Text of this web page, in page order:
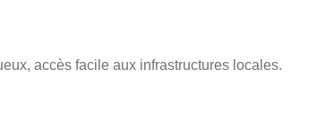
accès facile aux infrastructures locales.